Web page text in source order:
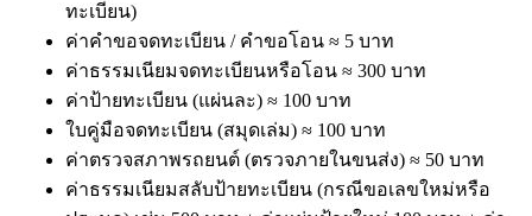
ทะเบียน)
ค่าคำขอจดทะเบียน / คำขอโอน ≈ 5 บาท
ค่าธรรมเนียมจดทะเบียนหรือโอน ≈ 300 บาท
ค่าป้ายทะเบียน (แผ่นละ) ≈ 100 บาท
ใบคู่มือจดทะเบียน (สมุดเล่ม) ≈ 100 บาท
ค่าตรวจสภาพรถยนต์ (ตรวจภายในขนส่ง) ≈ 50 บาท
ค่าธรรมเนียมสลับป้ายทะเบียน (กรณีขอเลขใหม่หรือ